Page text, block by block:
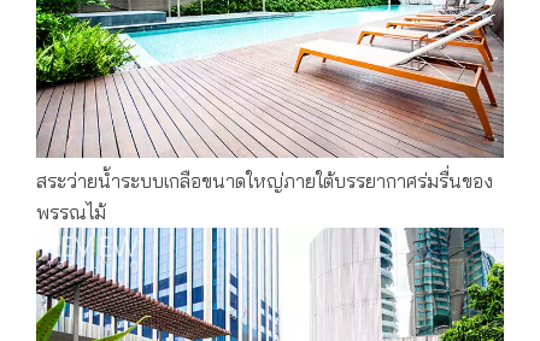
สระว่ายน้ำระบบเกลือขนาดใหญ่ภายใต้บรรยากาศร่มรื่นของ
พรรณไม้